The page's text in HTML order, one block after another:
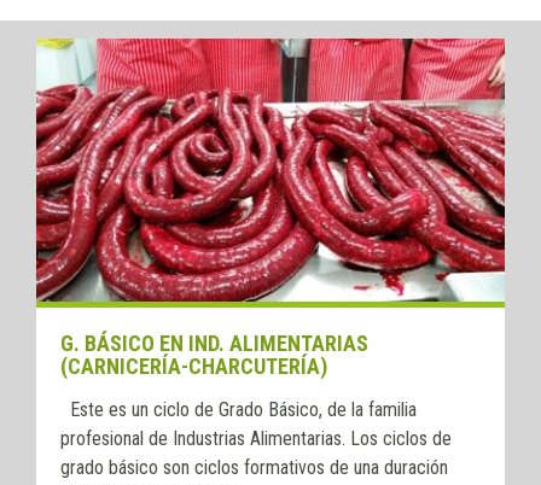
G. BÁSICO EN IND. ALIMENTARIAS
(CARNICERÍA-CHARCUTERÍA)
Este es un ciclo de Grado Básico, de la familia
profesional de Industrias Alimentarias. Los ciclos de
grado básico son ciclos formativos de una duración